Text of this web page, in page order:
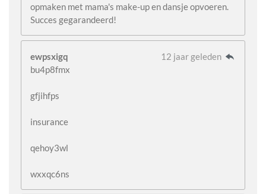
opmaken met mama's make-up en dansje opvoeren.
Succes gegarandeerd!
ewpsxigq
12 jaar geleden
bu4p8fmx
gfjihfps
insurance
qehoy3wl
wxxqc6ns